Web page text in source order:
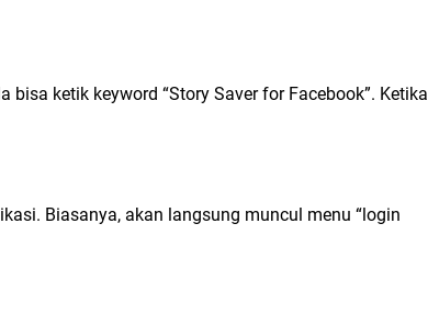
ketik keyword “Story Saver for Facebook”. Ketika
Biasanya, akan langsung muncul menu “login